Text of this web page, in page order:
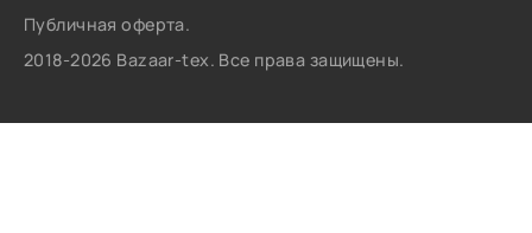
Публичная оферта.
2018-2026 Bazaar-tex. Все права защищены.